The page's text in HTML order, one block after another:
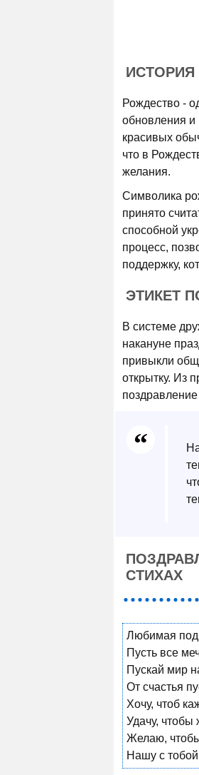
ИСТОРИЯ
Рождество -
обновления и
красивых
что в
желания.
Символика
принято
способной
процесс,
поддержку,
ЭТИКЕТ
В системе
накануне
привыкли
открытку. Из
СТИХАХ
Любимая
Пусть все
Пускай мир
От счастья
Хочу, чтоб
Удачу, чтобы
Желаю,
Нашу с